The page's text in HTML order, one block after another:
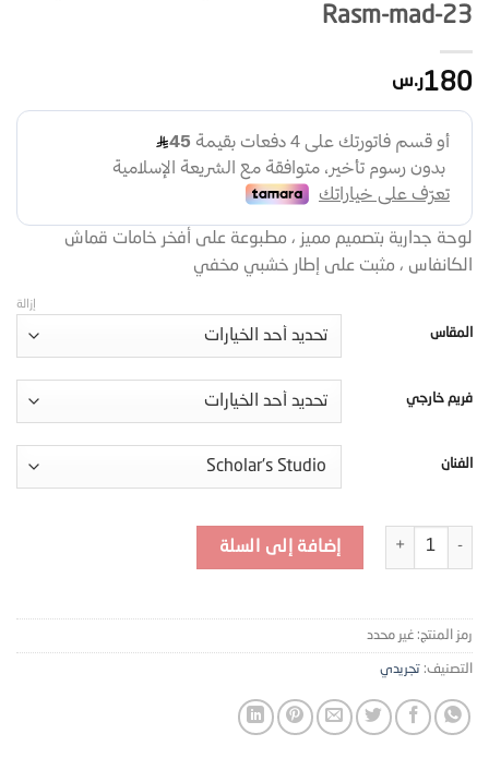
Rasm-mad-23
180ر.س
لوحة جدارية بتصميم مميز ، مطبوعة على أفخر خامات قماش
الكانفاس ، مثبت على إطار خشبي مخفي
المقاس
فريم خارجي
الفنان
إزالة
كمية لوحة جدارية – تكوين هندسي بأسلوب عصري - Rasm-mad-23
إضافة إلى السلة
رمز المنتج: غير محدد
التصنيف: تجريدي